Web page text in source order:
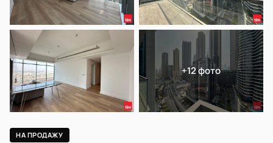
+12 фото
НА ПРОДАЖУ